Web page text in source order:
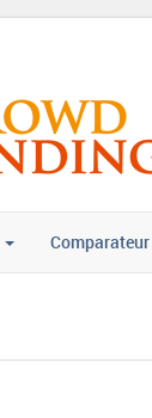
Comparateur